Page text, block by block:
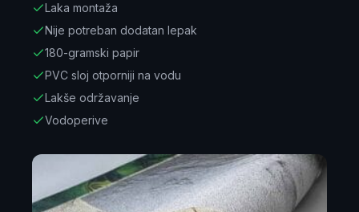
Laka montaža
Nije potreban dodatan lepak
180-gramski papir
PVC sloj otporniji na vodu
Lakše održavanje
Vodoperive